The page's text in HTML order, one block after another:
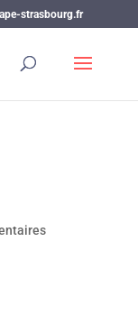
strasbourg.fr